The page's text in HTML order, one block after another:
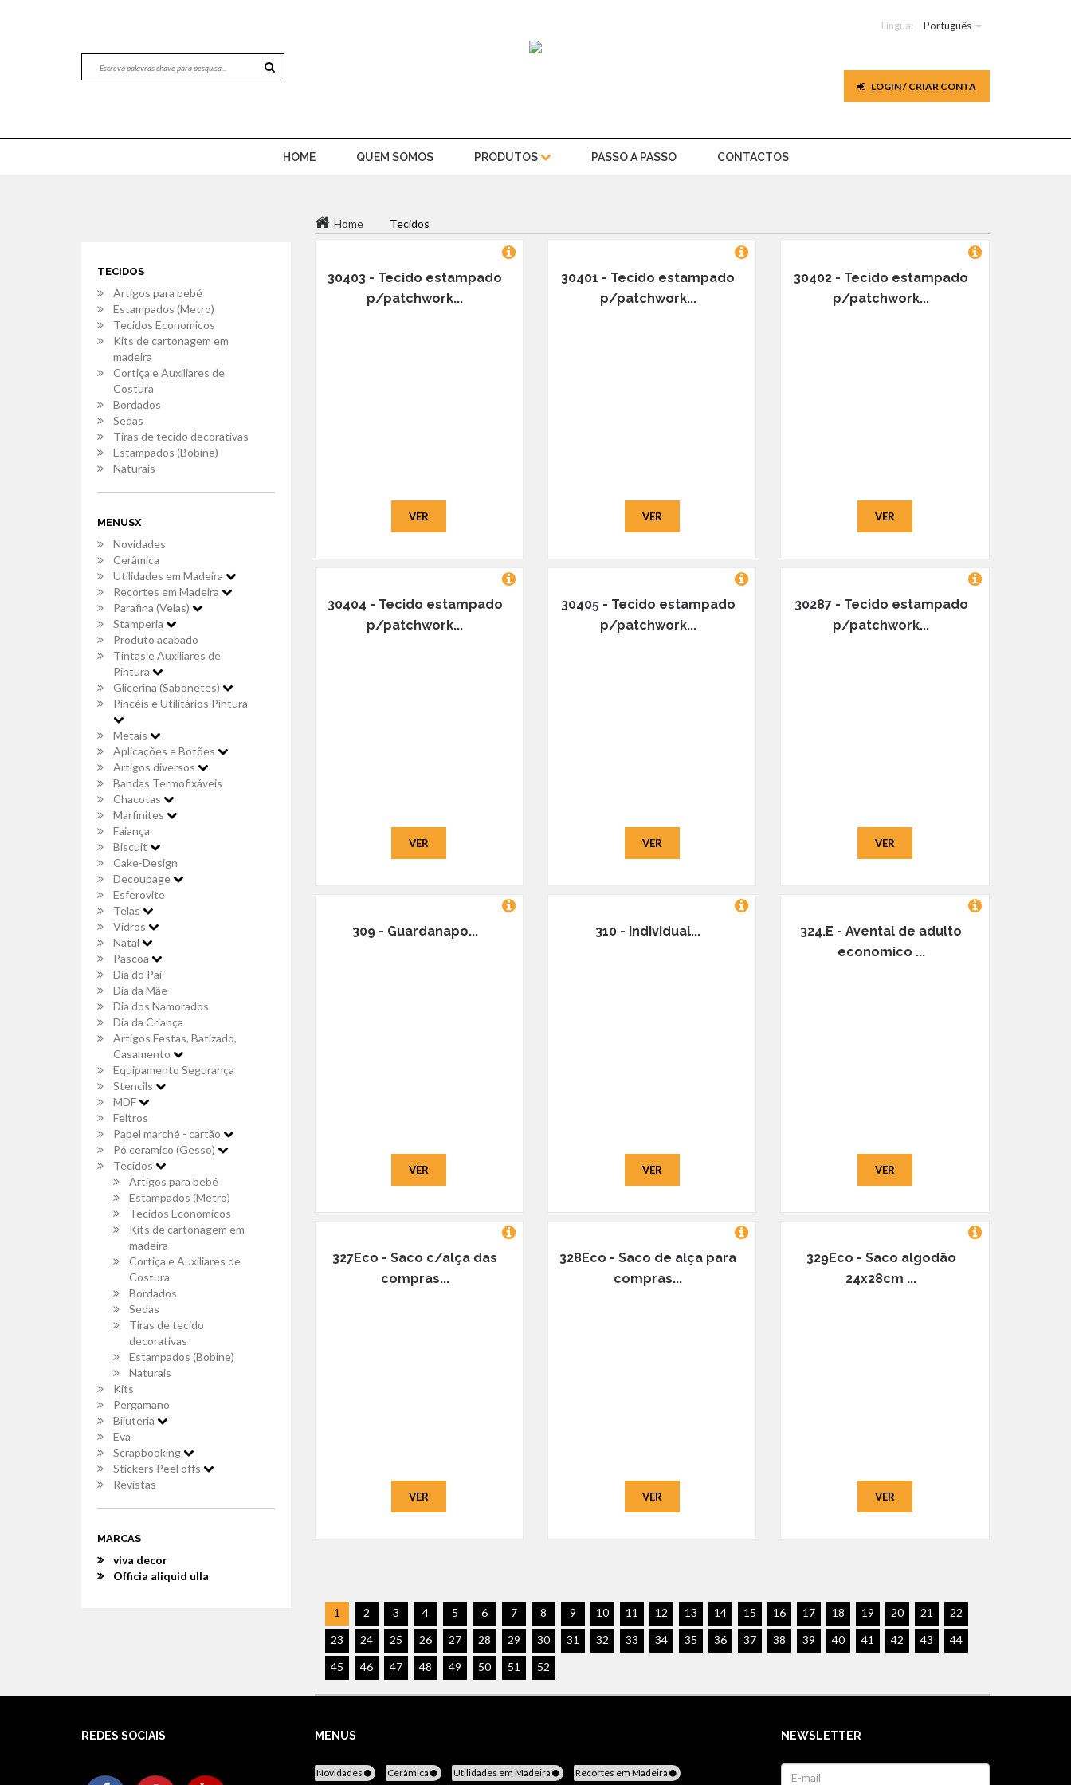
Língua: Português
LOGIN / CRIAR CONTA
HOME QUEM SOMOS PRODUTOS PASSO A PASSO CONTACTOS
TECIDOS
Artigos para bebé
Estampados (Metro)
Tecidos Economicos
Kits de cartonagem em
madeira
Cortiça e Auxiliares de
Costura
Bordados
Sedas
Tiras de tecido decorativas
Estampados (Bobine)
Naturais
MENUSX
Novidades
Cerâmica
Utilidades em Madeira
Recortes em Madeira
Parafina (Velas)
Stamperia
Produto acabado
Tintas e Auxiliares de
Pintura
Glicerina (Sabonetes)
Pincéis e Utilitários Pintura
Metais
Aplicações e Botões
Artigos diversos
Bandas Termofixáveis
Chacotas
Marfinites
Faiança
Biscuit
Cake-Design
Decoupage
Esferovite
Telas
Vidros
Natal
Pascoa
Dia do Pai
Dia da Mãe
Dia dos Namorados
Dia da Criança
Artigos Festas, Batizado,
Casamento
Equipamento Segurança
Stencils
MDF
Feltros
Papel marché - cartão
Pó ceramico (Gesso)
Tecidos
Artigos para bebé
Estampados (Metro)
Tecidos Economicos
Kits de cartonagem em
madeira
Cortiça e Auxiliares de
Costura
Bordados
Sedas
Tiras de tecido
decorativas
Estampados (Bobine)
Naturais
Kits
Pergamano
Bijuteria
Eva
Scrapbooking
Stickers Peel offs
Revistas
MARCAS
viva decor
Officia aliquid ulla
Home Tecidos
30403 - Tecido estampado
p/patchwork...
VER
30401 - Tecido estampado
p/patchwork...
VER
30402 - Tecido estampado
p/patchwork...
VER
30404 - Tecido estampado
p/patchwork...
VER
30405 - Tecido estampado
p/patchwork...
VER
30287 - Tecido estampado
p/patchwork...
VER
309 - Guardanapo...
VER
310 - Individual...
VER
324.E - Avental de adulto
economico ...
VER
327Eco - Saco c/alça das
compras...
VER
328Eco - Saco de alça para
compras...
VER
329Eco - Saco algodão
24x28cm ...
VER
1 2 3 4 5 6 7 8 9 10 11 12 13 14 15 16 17 18 19 20 21
22
23
24 25 26 27 28 29 30 31 32 33 34 35 36 37 38 39 40 41 42 43
44
45
46 47 48 49 50 51 52
REDES SOCIAIS MENUS
Novidades Cerâmica Utilidades em Madeira Recortes em Madeira
NEWSLETTER